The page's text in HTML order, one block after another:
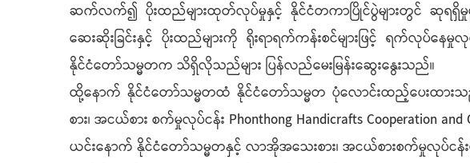
ဆက်လက်၍ ပိုးထည်များထုတ်လုပ်မှုနှင့် နိုင်ငံတကာပြိုင်ပွဲများတွင် ဆုရရှိမှုမှ
ဆေးဆိုးခြင်းနှင့် ပိုးထည်များကို ရိုးရာရက်ကန်းစင်များဖြင့် ရက်လုပ်
နိုင်ငံတော်သမ္မတက သိရှိလိုသည်များ ပြန်လည်မေးမြန်းဆွေးနွေးသည်။
ထို့နောက် နိုင်ငံတော်သမ္မတထံ နိုင်ငံတော်သမ္မတ ပုံလောင်းထည့်ပေးထား
စား၊ အငယ်စား စက်မှုလုပ်ငန်း Phonthong Handicrafts
ယင်းနောက် နိုင်ငံတော်သမ္မတနှင့် လာအိုအသေးစား၊ အငယ်စားစက်မှုလုပ်